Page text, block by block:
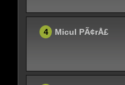
4 Micul PÃ¢rÅ£